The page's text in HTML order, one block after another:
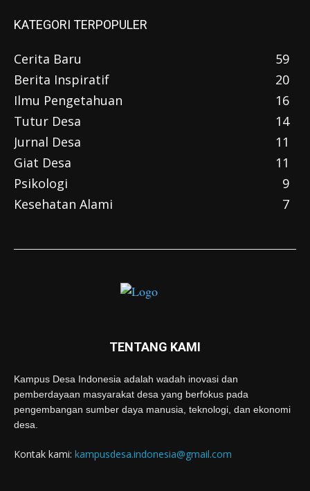
KATEGORI TERPOPULER
Cerita Baru
59
Berita Inspiratif
20
Ilmu Pengetahuan
16
Tutur Desa
14
Jurnal Desa
11
Giat Desa
11
Psikologi
9
Kesehatan Alami
7
TENTANG KAMI
Kampus Desa Indonesia adalah wadah inovasi dan
pemberdayaan masyarakat desa yang berfokus pada
pengembangan sumber daya manusia, teknologi, dan ekonomi
desa.
Kontak kami: kampusdesa.indonesia@gmail.com